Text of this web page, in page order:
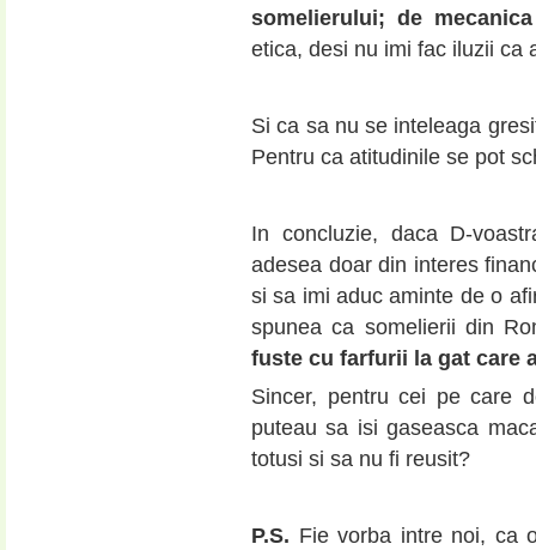
somelierului; de
etica, desi nu imi fac iluzii ca
Si ca sa nu se inteleaga
Pentru ca atitudinile se pot
In concluzie, daca D-
adesea doar din interes
si sa imi aduc aminte de o
spunea ca somelierii din
fuste cu farfurii la gat care
Sincer, pentru cei pe care
puteau sa isi gaseasca
totusi si sa nu fi reusit?
P.S. Fie vorba intre noi, ca